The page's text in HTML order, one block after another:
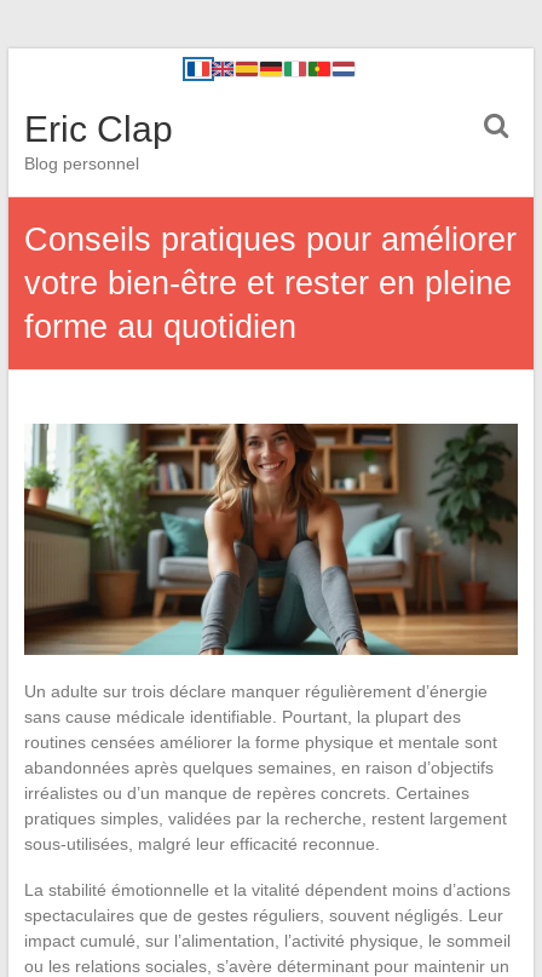
Eric Clap
Blog personnel
Conseils pratiques pour améliorer
votre bien-être et rester en pleine
forme au quotidien
Un adulte sur trois déclare manquer régulièrement d’énergie
sans cause médicale identifiable. Pourtant, la plupart des
routines censées améliorer la forme physique et mentale sont
abandonnées après quelques semaines, en raison d’objectifs
irréalistes ou d’un manque de repères concrets. Certaines
pratiques simples, validées par la recherche, restent largement
sous-utilisées, malgré leur efficacité reconnue.
La stabilité émotionnelle et la vitalité dépendent moins d’actions
spectaculaires que de gestes réguliers, souvent négligés. Leur
impact cumulé, sur l’alimentation, l’activité physique, le sommeil
ou les relations sociales, s’avère déterminant pour maintenir un